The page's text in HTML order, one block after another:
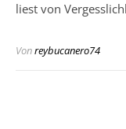
liest von
Vonreybucanero74